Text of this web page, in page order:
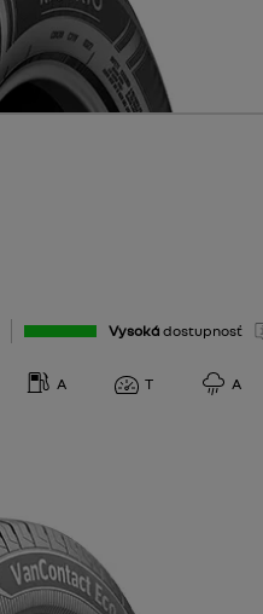
Vysoká dostupnosť
A T A